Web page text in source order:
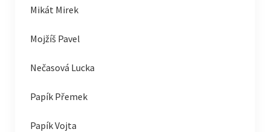
Mikát Mirek
Mojžíš Pavel
Nečasová Lucka
Papík Přemek
Papík Vojta